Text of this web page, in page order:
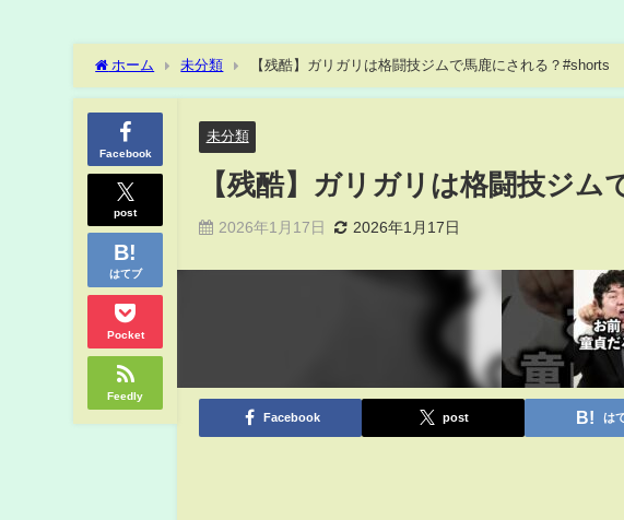
ホーム 未分類 【残酷】ガリガリは格闘技ジムで馬鹿にされる？#shorts
Facebook
post
はてブ
Pocket
Feedly
未分類
【残酷】ガリガリは格闘技ジ
2026年1月17日 2026年1月17日
Facebook post は